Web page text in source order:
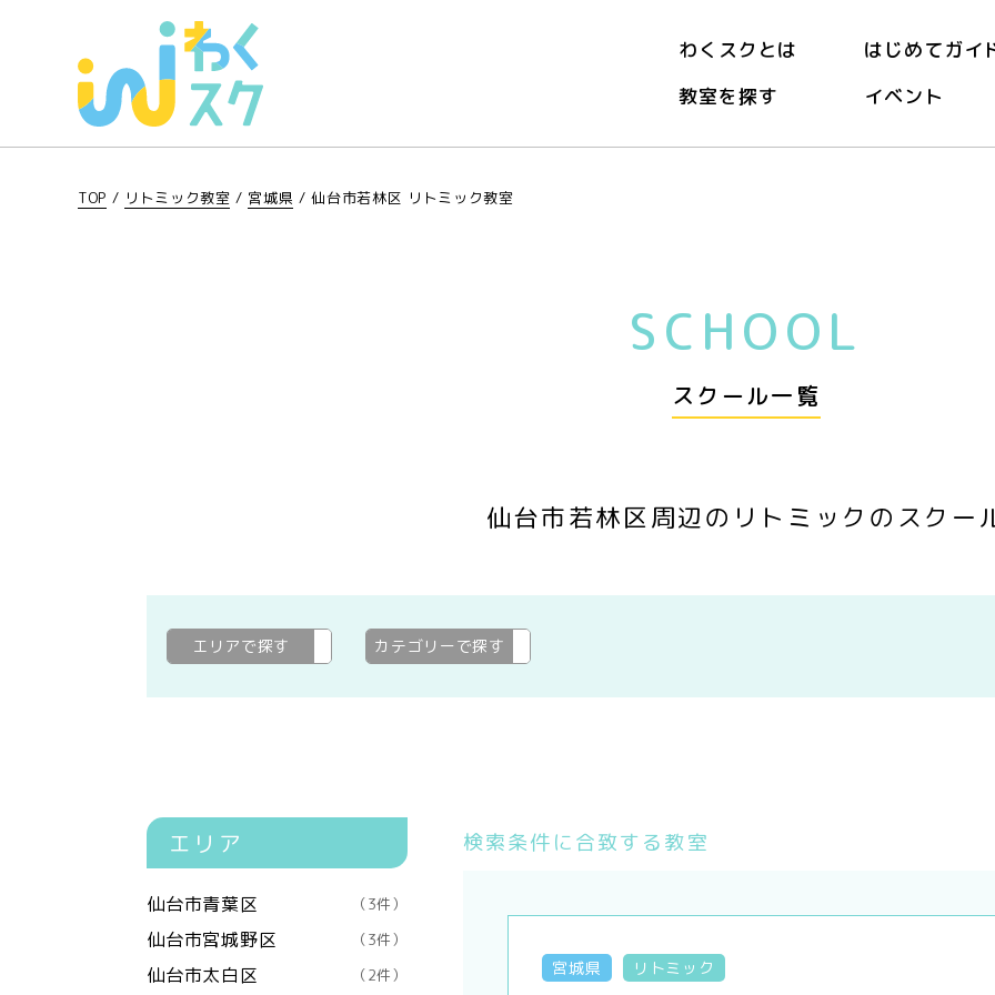
わくスクとは
はじめてガイ
教室を探す
イベント
TOP / リトミック教室 / 宮城県 /仙台市若林区 リトミック教室
SCHOOL
スクール一覧
仙台市若林区周辺のリトミックのスクー
エリアで探す 仙台市若林区
カテゴリーで探す
エリア
仙台市青葉区 （3件）
仙台市宮城野区 （3件）
仙台市太白区 （2件）
検索条件に合致する教室
宮城県 リトミック